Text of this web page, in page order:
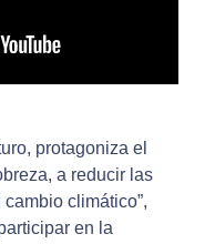
protagoniza el
a reducir las
climático”,
en la